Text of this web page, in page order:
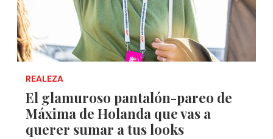
REALEZA
El glamuroso pantalón-pareo de
Máxima de Holanda que vas a
querer sumar a tus looks